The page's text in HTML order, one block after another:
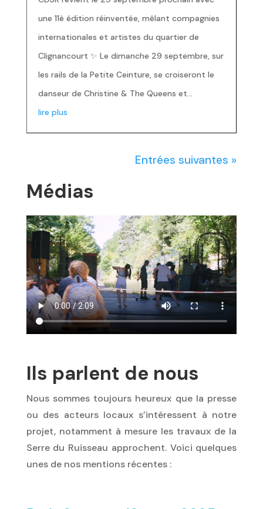
une 11è édition réinventée, mêlant compagnies
internationales et artistes du quartier de
Clignancourt ✨ Le dimanche 29 septembre, sur
les rails de la Petite Ceinture, se croiseront le
danseur de Christine & The Queens et...
lire plus
Entrées suivantes »
Médias
Ils parlent de nous
Nous sommes toujours heureux que la presse
ou des acteurs locaux s’intéressent à notre
projet, notamment à mesure les travaux de la
Serre du Ruisseau approchent. Voici quelques
unes de nos mentions récentes :